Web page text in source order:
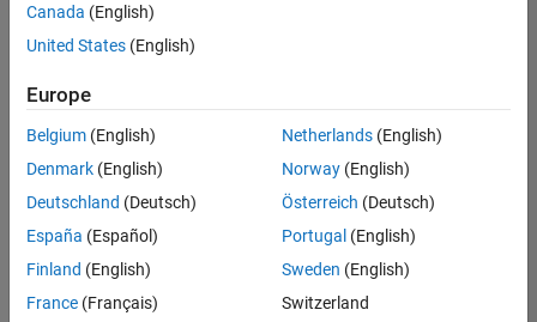
aucune
offre
d'emploi
correspondant
à vos
critères
de
recherche.
Vous
pouvez
élargir
votre
Canada (English)
United States (English)
Europe
Belgium (English)
Denmark (English)
Deutschland (Deutsch)
España (Español)
Finland (English)
France (Français)
Netherlands(English)
Norway(English)
Österreich (Deutsch)
Portugal (English)
Sweden (English)
Switzerland